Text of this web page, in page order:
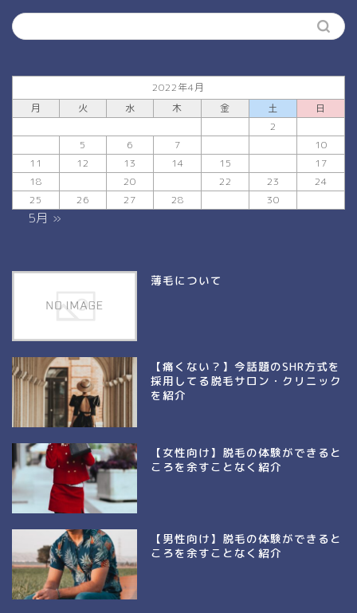
2022年4月
月
火 水 木 金 土
日
2
5 6 7
10
11
12 13 14 15
17
18
20 22 23
24
25
26 27 28 30
5月 »
薄毛について
【痛くない？】今話題のSHR方式を
採用してる脱毛サロン・クリニック
を紹介
【女性向け】脱毛の体験ができると
ころを余すことなく紹介
【男性向け】脱毛の体験ができると
ころを余すことなく紹介